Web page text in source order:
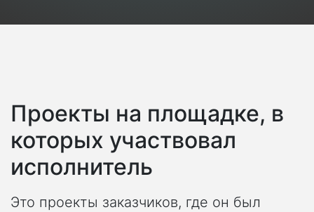
Проекты на площадке, в
которых участвовал
исполнитель
Это проекты заказчиков, где он был